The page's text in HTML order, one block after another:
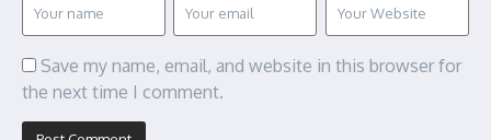
Save my name, email, and website in this browser for
the next time I comment.